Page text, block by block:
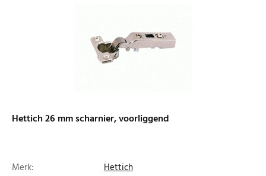
Hettich 26 mm scharnier, voorliggend
Merk:
Hettich